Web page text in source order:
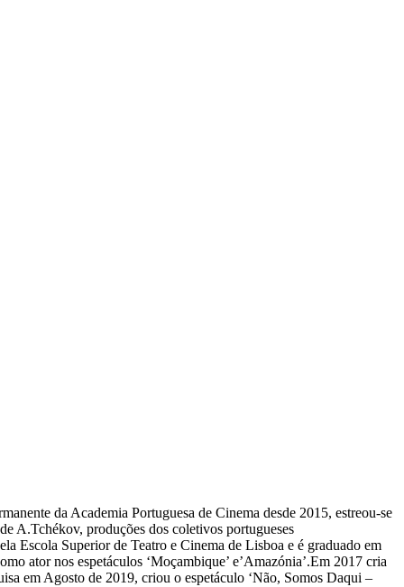
da Academia Portuguesa de Cinema desde 2015, estreou-se
A.Tchékov, produções dos coletivos portugueses
Escola Superior de Teatro e Cinema de Lisboa e é graduado em
ator nos espetáculos ‘Moçambique’ e’Amazónia’.Em 2017 cria
em Agosto de 2019, criou o espetáculo ‘Não, Somos Daqui –